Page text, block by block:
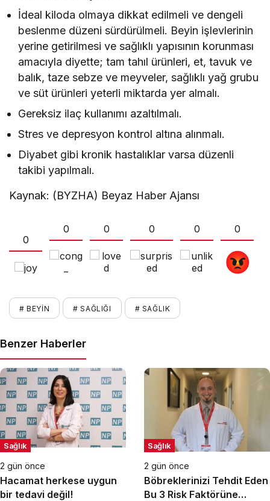
İdeal kiloda olmaya dikkat edilmeli ve dengeli
beslenme düzeni sürdürülmeli. Beyin işlevlerinin
yerine getirilmesi ve sağlıklı yapısının korunması
amacıyla diyette; tam tahıl ürünleri, et, tavuk ve
balık, taze sebze ve meyveler, sağlıklı yağ grubu
ve süt ürünleri yeterli miktarda yer almalı.
Gereksiz ilaç kullanımı azaltılmalı.
Stres ve depresyon kontrol altına alınmalı.
Diyabet gibi kronik hastalıklar varsa düzenli
takibi yapılmalı.
Kaynak: (BYZHA) Beyaz Haber Ajansı
0
0 0 0 0 0
# BEYIN # SAĞLIĞI # SAĞLIK
Benzer Haberler
Sağlık
2 gün önce
Hacamat herkese uygun
bir tedavi değil!
Sağlık
2 gün önce
Böbreklerinizi Tehdit Eden
Bu 3 Risk Faktörüne